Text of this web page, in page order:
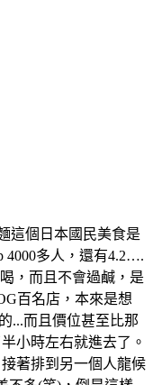
這個日本國民美食是
4000多人，還有4.2….
，而且不會過鹹，是
百名店，本來是想
...而且價位甚至比那
小時左右就進去了。
著排到另一個人龍候